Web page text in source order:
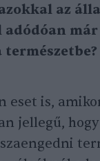
az
már
eset is,
jellegű,